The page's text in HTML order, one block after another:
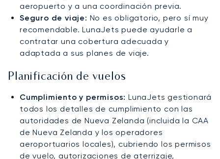
aeropuerto y a una coordinación previa.
Seguro de viaje: No es obligatorio, pero sí muy
recomendable. LunaJets puede ayudarle a
contratar una cobertura adecuada y
adaptada a sus planes de viaje.
Planificación de vuelos
Cumplimiento y permisos: LunaJets gestionará
todos los detalles de cumplimiento con las
autoridades de Nueva Zelanda (incluida la CAA
de Nueva Zelanda y los operadores
aeroportuarios locales), cubriendo los permisos
de vuelo, autorizaciones de aterrizaje,